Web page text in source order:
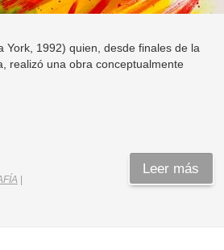
York, 1992) quien, desde finales de la
realizó una obra conceptualmente
Leer más